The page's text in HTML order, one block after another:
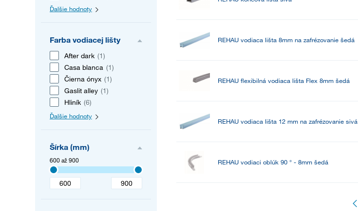
Ďalšie hodnoty
Farba vodiacej lišty
After dark (1)
Casa blanca (1)
Čierna ónyx (1)
Gaslit alley (1)
Hliník (6)
Ďalšie hodnoty
Šírka (mm)
600 až 900
REHAU vodiaca lišta 8mm na zafrézovanie šedá
REHAU flexibilná vodiaca lišta Flex 8mm šedá
REHAU vodiaca lišta 12 mm na zafrézovanie sivá
REHAU vodiaci oblúk 90 ° - 8mm šedá